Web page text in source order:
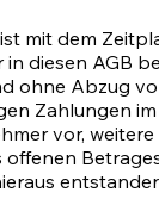
mit dem
diesen AGB
ohne Abzug
Zahlungen
vor,
offenen